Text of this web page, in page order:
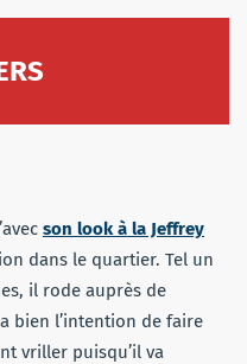
son look à la Jeffrey
dans le quartier. Tel un
il rode auprès de
bien l’intention de faire
vriller puisqu’il va